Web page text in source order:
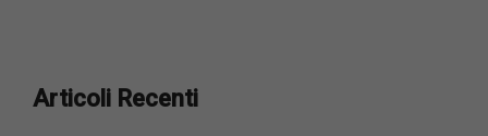
Articoli Recenti